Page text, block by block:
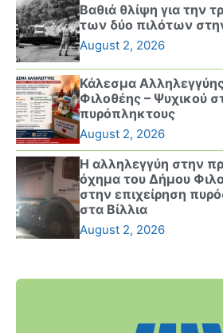
Βαθιά θλίψη για την
των δύο πιλότων
August 2, 2026
Κάλεσμα
Φιλοθέης – Ψυχικού
πυρόπληκτους
August 2, 2026
Η αλληλεγγύη στην
όχημα του Δήμου
στην επιχείρηση
στα Βίλλια
August 2, 2026